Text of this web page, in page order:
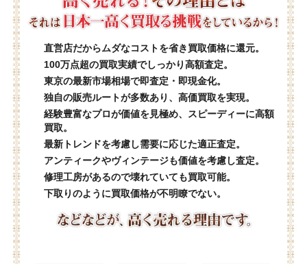
直営店だからムダなコストを省き買取価格に還元。
100万点超の買取実績でしっかり高額査定。
東京の最新市場相場で即査定・即現金化。
独自の販売ルートが多数あり、高価買取を実現。
経験豊富なプロが価値を見極め、スピーディーに高額
買取。
最新トレンドを考慮し需要に応じた適正査定。
アンティークやヴィンテージも価値を考慮し査定。
修理工房があるので壊れていても買取可能。
下取りのように買取価格が不明瞭でない。